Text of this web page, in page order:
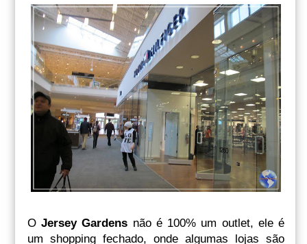
O Jersey Gardens não é 100% um outlet, ele é
um shopping fechado, onde algumas lojas são